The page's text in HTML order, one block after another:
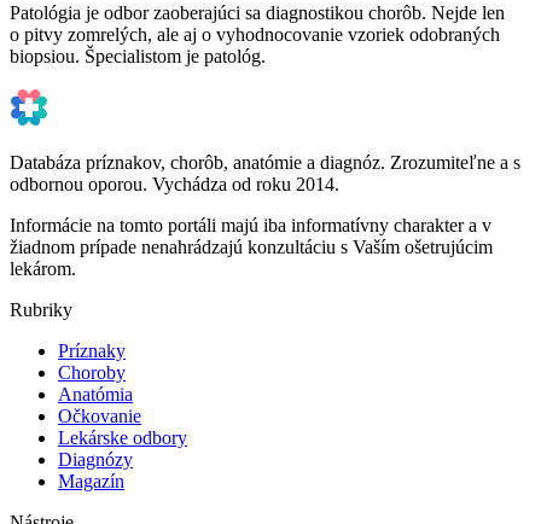
Patológia je odbor zaoberajúci sa diagnostikou chorôb. Nejde len
o pitvy zomrelých, ale aj o vyhodnocovanie vzoriek odobraných
biopsiou. Špecialistom je patológ.
Databáza príznakov, chorôb, anatómie a diagnóz. Zrozumiteľne a s
odbornou oporou. Vychádza od roku 2014.
Informácie na tomto portáli majú iba informatívny charakter a v
žiadnom prípade nenahrádzajú konzultáciu s Vaším ošetrujúcim
lekárom.
Rubriky
Príznaky
Choroby
Anatómia
Očkovanie
Lekárske odbory
Diagnózy
Magazín